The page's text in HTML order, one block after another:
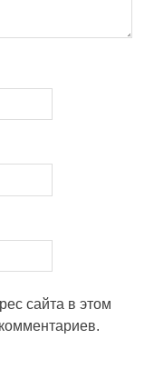
сайта в этом